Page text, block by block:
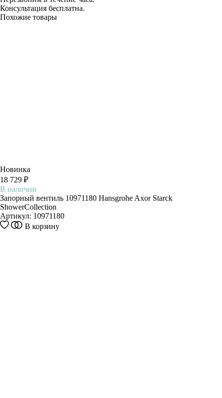
Консультация бесплатна.
Похожие товары
Новинка
18 729 ₽
В наличии
Запорный вентиль 10971180 Hansgrohe Axor Starck
ShowerCollection
Артикул: 10971180
В корзину